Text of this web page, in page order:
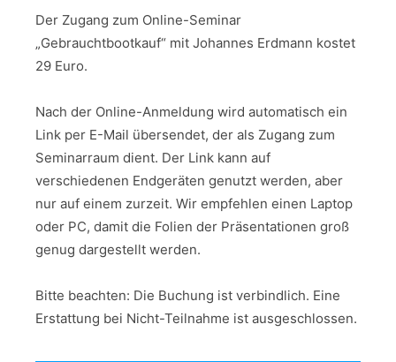
Der Zugang zum Online-Seminar
„Gebrauchtbootkauf“ mit Johannes Erdmann kostet
29 Euro.
Nach der Online-Anmeldung wird automatisch ein
Link per E-Mail übersendet, der als Zugang zum
Seminarraum dient. Der Link kann auf
verschiedenen Endgeräten genutzt werden, aber
nur auf einem zurzeit. Wir empfehlen einen Laptop
oder PC, damit die Folien der Präsentationen groß
genug dargestellt werden.
Bitte beachten: Die Buchung ist verbindlich. Eine
Erstattung bei Nicht-Teilnahme ist ausgeschlossen.